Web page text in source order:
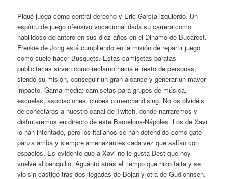
Piqué juega como central derecho y Eric García izquierdo. Un
espíritu de juego ofensivo vocacional dada su carrera como
habilidoso delantero en sus diez años en el Dinamo de Bucarest.
Frenkie de Jong está cumpliendo en la misión de repartir juego
como suele hacer Busquets. Estas camisetas baratas
publicitarias sirven como reclamo hacia el resto de personas,
siendo su misión, conseguir un gran alcance y generar un mayor
impacto. Gama media: camisetas para grupos de música,
escuelas, asociaciones, clubes o merchandising. No os olvidéis
de conectaros a nuestro canal de Twitch, donde narraremos y
disfrutaremos en directo de este Barcelona-Nápoles. Los de Xavi
lo han intentado, pero los italianos se han defendido como gato
panza arriba y siempre amenazantes cada vez que salían con
espacios. Es evidente que a Xavi no le gusta Dest que hoy
vuelve al banquillo. Aguantó atrás el tiempo que hizo falta y se
vio sin castigo tras dos llegadas de Bojan y otra de Gudjohnsen.